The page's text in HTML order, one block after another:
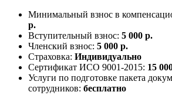
Минимальный взнос в
р.
Вступительный взнос: 5 000 р.
Членский взнос: 5 000 р.
Страховка: Индивидуально
Сертификат ИСО 9001-2015: 15
Услуги по подготовке пакета
сотрудников: бесплатно